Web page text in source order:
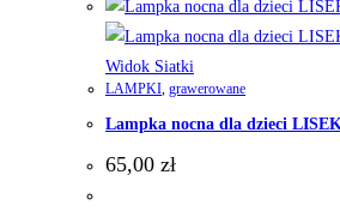
Widok Siatki
LAMPKI grawerowane
Lampka nocna dla dzieci
65,00 zł